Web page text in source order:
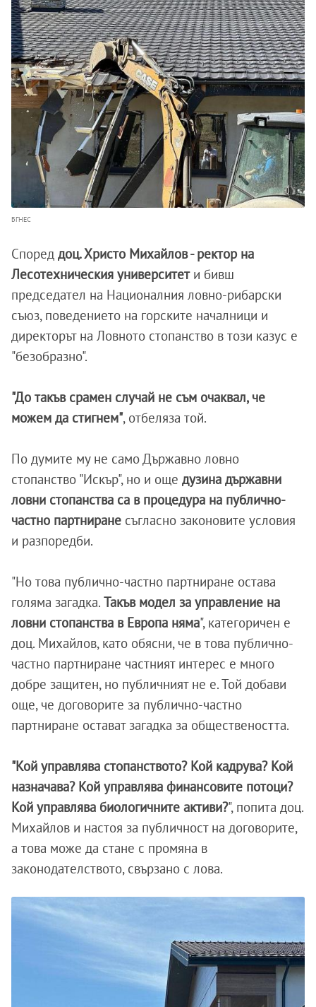
БГНЕС
Според доц. Христо Михайлов - ректор на
Лесотехническия университети бивш
председател на Националния ловно-рибарски
съюз, поведението на горските началници и
директорът на Ловното стопанство в този казус е
"безобразно".
"До такъв срамен случай не съм очаквал, че
можем да стигнем", отбеляза той.
По думите му не само Държавно ловно
стопанство "Искър", но и още дузина държавни
ловни стопанства са в процедура на публично-
частно партниране съгласно законовите условия
и разпоредби.
"Но това публично-частно партниране остава
голяма загадка. Такъв модел за управление на
ловни стопанства в Европа няма", категоричен е
доц. Михайлов, като обясни, че в това публично-
частно партниране частният интерес е много
добре защитен, но публичният не е. Той добави
още, че договорите за публично-частно
партниране остават загадка за обществеността.
"Кой управлява стопанството? Кой кадрува? Кой
назначава? Кой управлява финансовите потоци?
Кой управлява биологичните активи?", попита доц.
Михайлов и настоя за публичност на договорите,
а това може да стане с промяна в
законодателството, свързано с лова.